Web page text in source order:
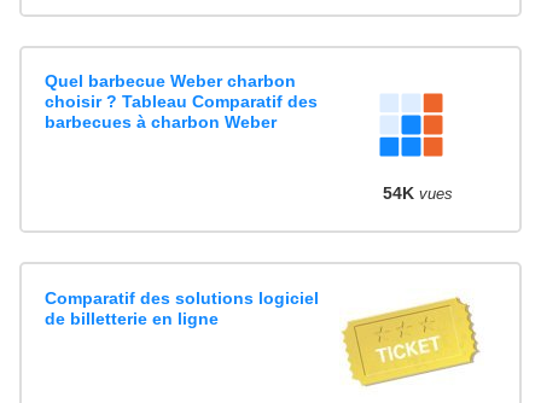
Quel barbecue Weber charbon
choisir ? Tableau Comparatif des
barbecues à charbon Weber
54K vues
Comparatif des solutions logiciel
de billetterie en ligne